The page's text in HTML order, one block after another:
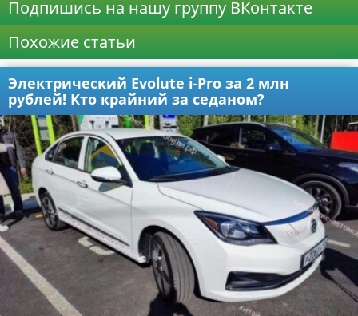
Подпишись на нашу группу ВКонтакте
Похожие статьи
Электрический Evolute i-Pro за 2 млн
рублей! Кто крайний за седаном?